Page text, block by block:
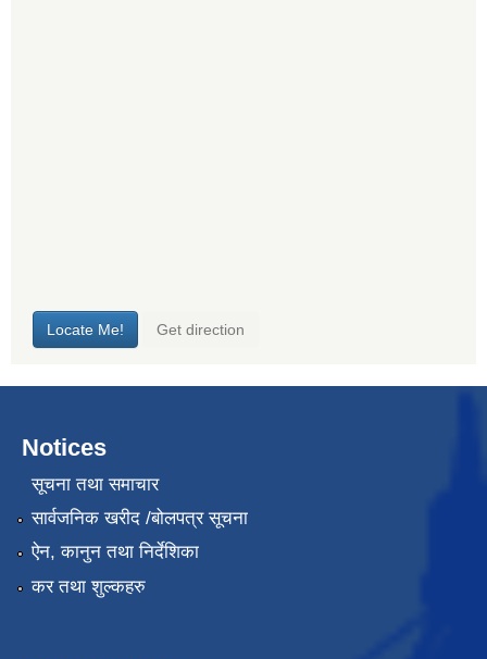
Notices
सूचना तथा समाचार
सार्वजनिक खरीद /बोलपत्र सूचना
ऐन, कानुन तथा निर्देशिका
कर तथा शुल्कहरु